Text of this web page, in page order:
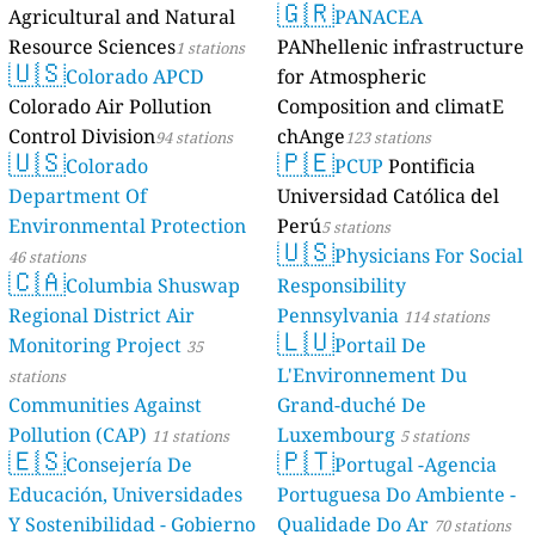
Agricultural and Natural
Resource Sciences1 stations
🇺🇸Colorado APCD
Colorado Air Pollution
Control Division94 stations
🇺🇸Colorado
Department Of
Environmental Protection
46 stations
🇨🇦Columbia Shuswap
Regional District Air
Monitoring Project 35
stations
Communities Against
Pollution (CAP) 11 stations
🇪🇸Consejería De
Educación, Universidades
Y Sostenibilidad - Gobierno
🇬🇷PANACEA
PANhellenic infrastructure
for Atmospheric
Composition and climatE
chAnge123 stations
🇵🇪PCUP Pontificia
Universidad Católica del
Perú5 stations
🇺🇸Physicians For Social
Responsibility
Pennsylvania 114 stations
🇱🇺Portail De
L'Environnement Du
Grand-duché De
Luxembourg 5 stations
🇵🇹Portugal -Agencia
Portuguesa Do Ambiente -
Qualidade Do Ar 70 stations